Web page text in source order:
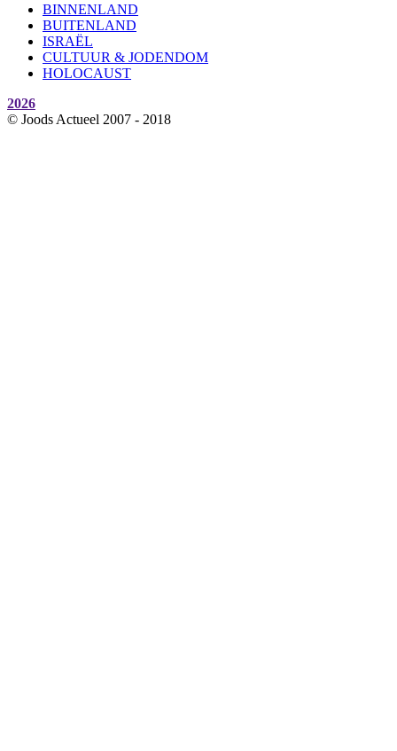
BINNENLAND
BUITENLAND
ISRAËL
CULTUUR & JODENDOM
HOLOCAUST
2026
© Joods Actueel 2007 - 2018